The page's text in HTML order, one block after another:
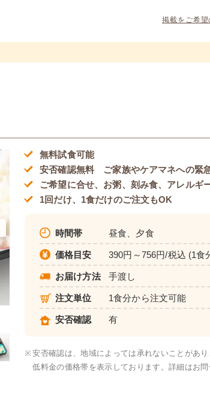
掲載をご希
元気旬菜・元気旬菜プラス
無料試食可能
安否確認無料 ご家族やケアマネへの緊
ご希望に合せ、お粥、刻み食、アレルギ
1回だけ、1食だけのご注文もOK
時間帯 昼食、夕食
価格目安 390円～756円/税込 (1食
お届け方法 手渡し
注文単位 1食分から注文可能
安否確認 有
※ 安否確認は、地域によっては承れないことがあ
低料金の価格帯を表示しております。詳細はお